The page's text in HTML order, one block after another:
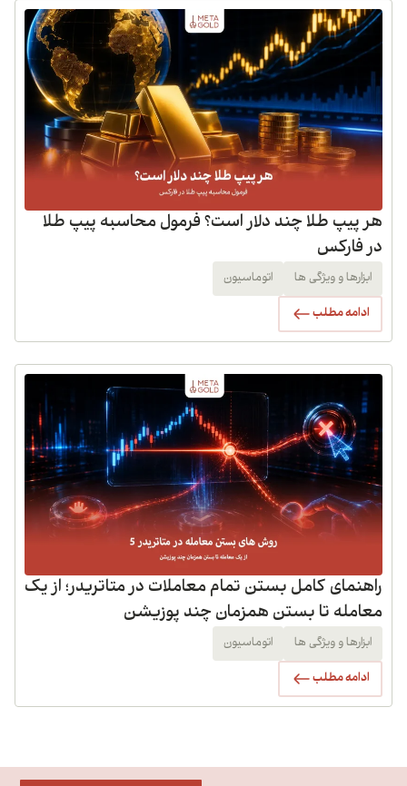
هر پیپ طلا چند دلار است؟ فرمول محاسبه پیپ طلا
در فارکس
ابزارها و ویژگی ها اتوماسیون
ادامه مطلب
راهنمای کامل بستن تمام معاملات در متاتریدر؛ از یک
معامله تا بستن همزمان چند پوزیشن
ابزارها و ویژگی ها اتوماسیون
ادامه مطلب